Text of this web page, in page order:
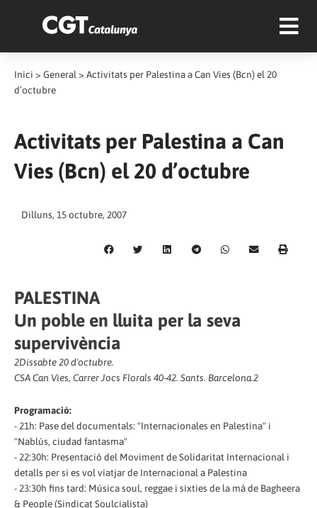
Inici > General > Activitats per Palestina a Can Vies (Bcn) el 20
d’octubre
Activitats per Palestina a Can
Vies (Bcn) el 20 d’octubre
Dilluns, 15 octubre, 2007
PALESTINA
Un poble en lluita per la seva
supervivència
2Dissabte 20 d'octubre.
CSA Can Vies, Carrer Jocs Florals 40-42. Sants. Barcelona.2
Programació:
- 21h: Pase del documentals: "Internacionales en Palestina" i
"Nablús, ciudad fantasma"
- 22:30h: Presentació del Moviment de Solidaritat Internacional i
detalls per si es vol viatjar de Internacional a Palestina
- 23:30h fins tard: Música soul, reggae i sixties de la mà de Bagheera
& People (Sindicat Soulcialista)